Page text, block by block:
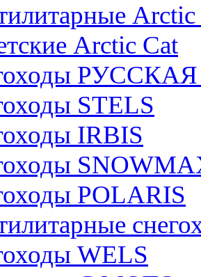
Arctic Cat
STELS
IRBIS
POLARIS
WELS